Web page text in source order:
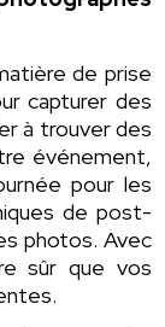
de prise
capturer des
à trouver des
événement,
pour les
de post-
photos. Avec
sûr que vos